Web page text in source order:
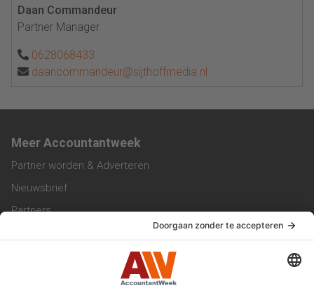
Daan Commandeur
Partner Manager
0628068433
daancommandeur@sijthoffmedia.nl
Meer Accountantweek
Partner worden & Adverteren
Nieuwsbrief
Partners